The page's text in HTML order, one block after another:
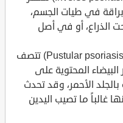
براقة في طيات الجسم،
الذراع، أو في أصل
الصدفية البثرية:(بالإنجليزية: Pustular psoriasis) تتصف
البيضاء المحتوية على
الأحمر، وقد تحدث
غالباً ما تصيب اليدين